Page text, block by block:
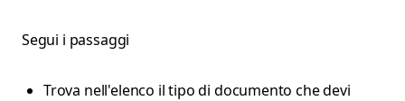
Segui i passaggi
Trova nell'elenco il tipo di documento che devi